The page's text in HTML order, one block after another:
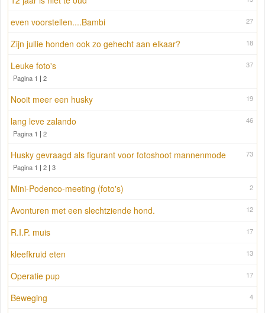
27
even voorstellen....Bambi
18
Zijn jullie honden ook zo gehecht aan elkaar?
37
Leuke foto's
Pagina 1 | 2
19
Nooit meer een husky
46
lang leve zalando
Pagina 1 | 2
73
Husky gevraagd als figurant voor fotoshoot mannenmode
Pagina 1 | 2 | 3
2
Mini-Podenco-meeting (foto's)
12
Avonturen met een slechtziende hond.
17
R.I.P. muis
13
kleefkruid eten
17
Operatie pup
4
Beweging